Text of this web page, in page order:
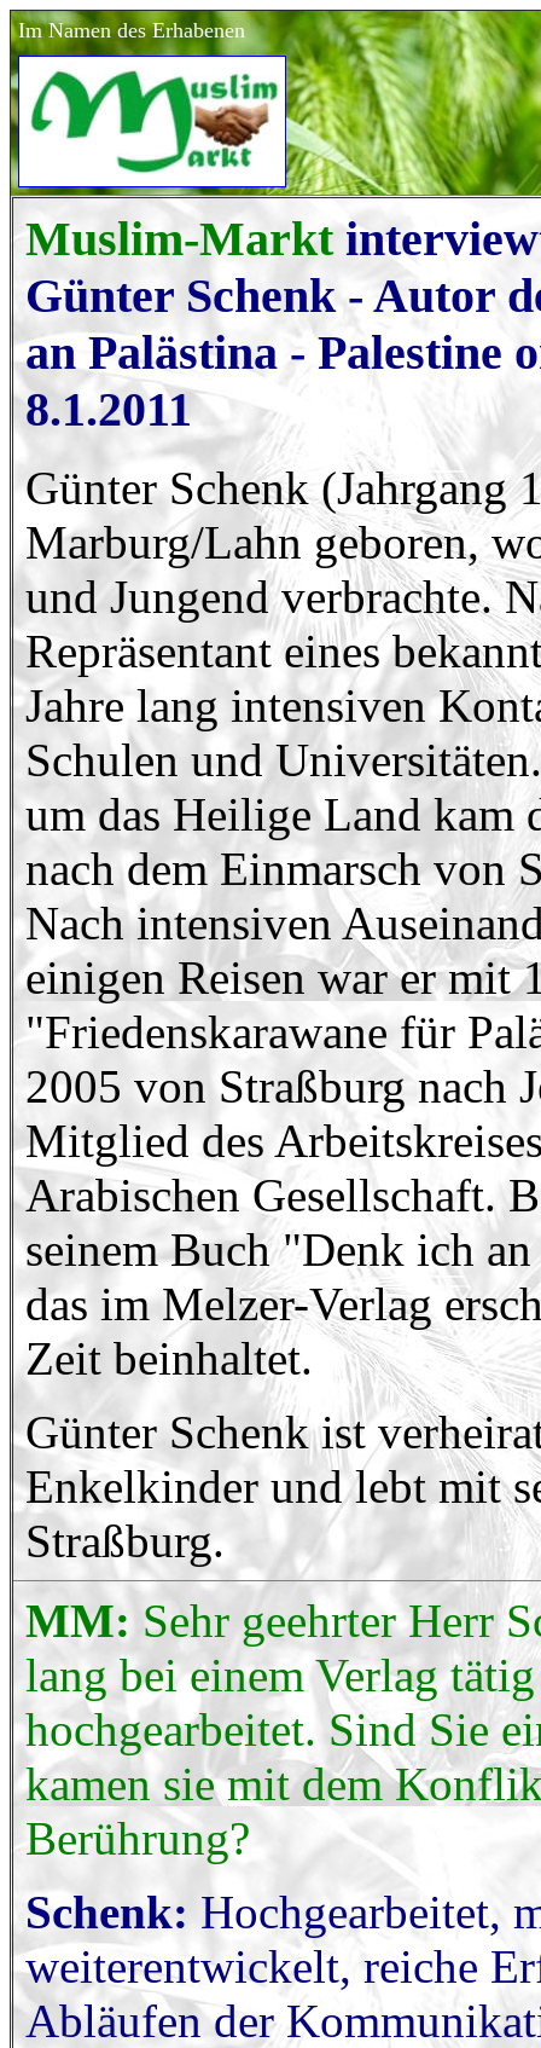
Im Namen des Erhabenen
Muslim-Markt
Günter Schenk - Autor
an Palästina - Palestine
8.1.2011
Günter Schenk (Jahrgang
Marburg/Lahn geboren,
und Jungend verbrachte.
Repräsentant eines
Jahre lang intensiven
Schulen und
um das Heilige Land kam
nach dem Einmarsch von
Nach intensiven
einigen Reisen war er mit
"Friedenskarawane für
2005 von Straßburg nach
Mitglied des
Arabischen Gesellschaft.
seinem Buch "Denk ich
das im Melzer-Verlag
Zeit beinhaltet.
Günter Schenk ist
Enkelkinder und lebt mit
Straßburg.
MM: Sehr geehrter Herr
lang bei einem Verlag
hochgearbeitet. Sind Sie
kamen sie mit dem
Berührung?
Schenk: Hochgearbeitet,
weiterentwickelt, reiche
Abläufen der